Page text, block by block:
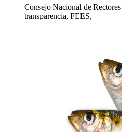
Consejo Nacional de Rectores
transparencia, FEES,